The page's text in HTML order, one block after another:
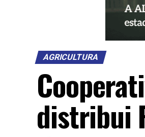
AGRICULTURA
distribui